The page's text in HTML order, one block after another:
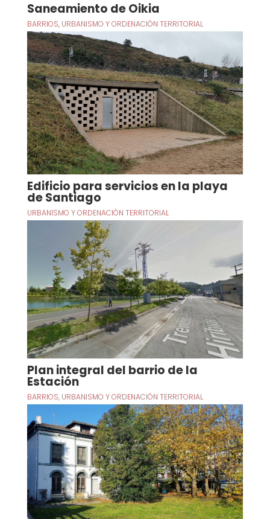
Saneamiento de Oikia
BARRIOS, URBANISMO Y ORDENACIÓN TERRITORIAL
Edificio para servicios en la playa
de Santiago
URBANISMO Y ORDENACIÓN TERRITORIAL
Plan integral del barrio de la
Estación
BARRIOS, URBANISMO Y ORDENACIÓN TERRITORIAL